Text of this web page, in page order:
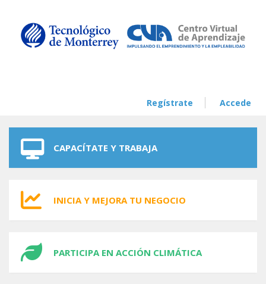
Regístrate Accede
CAPACÍTATE Y TRABAJA
INICIA Y MEJORA TU NEGOCIO
PARTICIPA EN ACCIÓN CLIMÁTICA